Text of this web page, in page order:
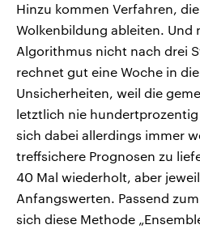
Hinzu kommen Verfahren,
Wolkenbildung ableiten. Und
Algorithmus nicht nach drei
rechnet gut eine Woche in
Unsicherheiten, weil die
letztlich nie
sich dabei allerdings immer
treffsichere Prognosen zu
40 Mal wiederholt, aber
Anfangswerten. Passend
sich diese Methode